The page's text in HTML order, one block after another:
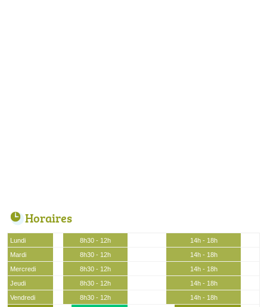
Horaires
Lundi 8h30 - 12h
14h - 18h
Mardi
8h30 - 12h
14h - 18h
Mercredi
8h30 - 12h
14h - 18h
Jeudi
8h30 - 12h
14h - 18h
Vendredi
8h30 - 12h
14h - 18h